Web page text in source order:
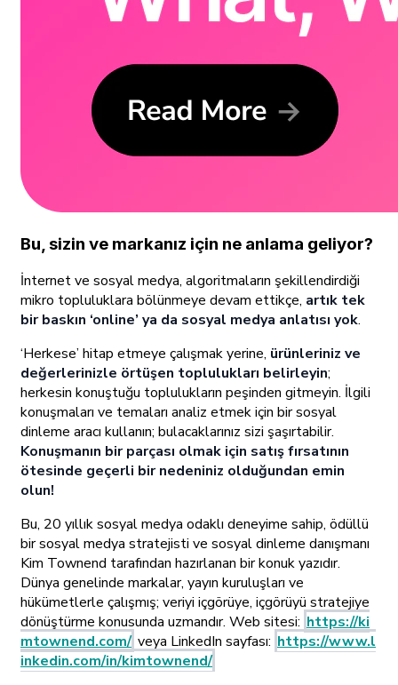
Bu, sizin ve markanız için ne anlama geliyor?
İnternet ve sosyal medya, algoritmaların şekillendirdiği
mikro topluluklara bölünmeye devam ettikçe, artık tek
bir baskın ‘online’ ya da sosyal medya anlatısı yok.
‘Herkese’ hitap etmeye çalışmak yerine, ürünleriniz ve
değerlerinizle örtüşen toplulukları belirleyin;
herkesin konuştuğu toplulukların peşinden gitmeyin. İlgili
konuşmaları ve temaları analiz etmek için bir sosyal
dinleme aracı kullanın; bulacaklarınız sizi şaşırtabilir.
Konuşmanın bir parçası olmak için satış fırsatının
ötesinde geçerli bir nedeniniz olduğundan emin
olun!
Bu, 20 yıllık sosyal medya odaklı deneyime sahip, ödüllü
bir sosyal medya stratejisti ve sosyal dinleme danışmanı
Kim Townend tarafından hazırlanan bir konuk yazıdır.
Dünya genelinde markalar, yayın kuruluşları ve
hükümetlerle çalışmış; veriyi içgörüye, içgörüyü stratejiye
dönüştürme konusunda uzmandır. Web sitesi: https://ki
mtownend.com/ veya LinkedIn sayfası: https://www.l
inkedin.com/in/kimtownend/